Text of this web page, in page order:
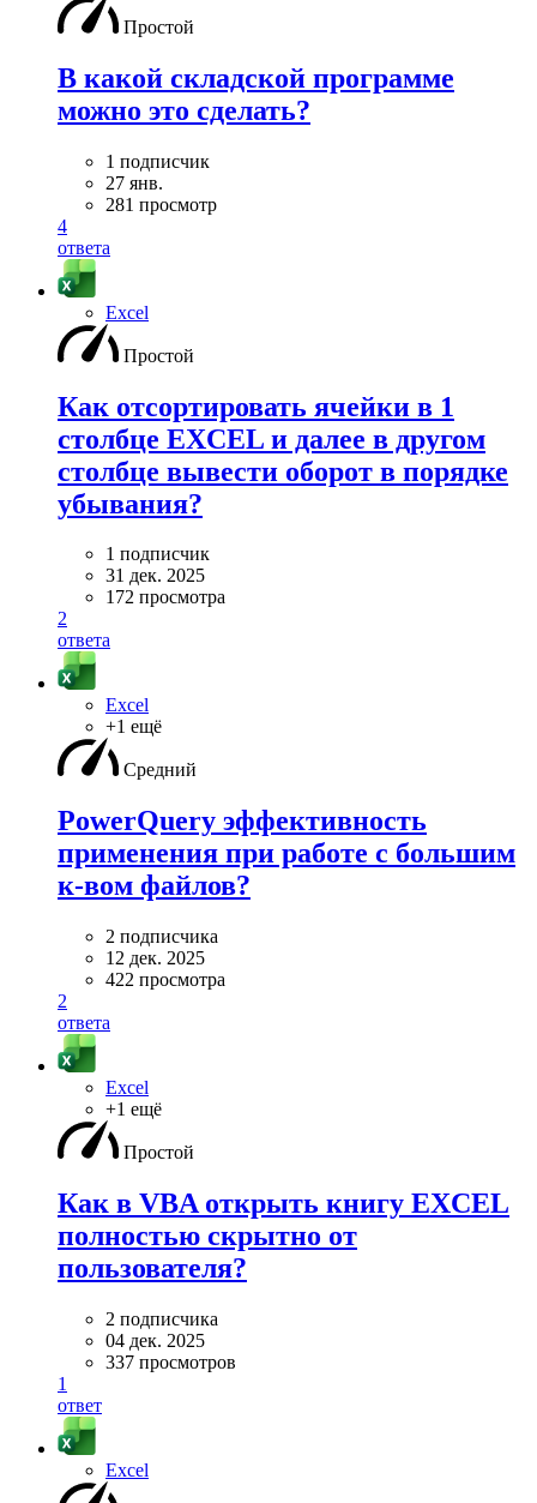
Простой
В какой складской программе
можно это сделать?
1 подписчик
27 янв.
281 просмотр
4
ответа
Excel
Простой
Как отсортировать ячейки в 1
столбце EXCEL и далее в другом
столбце вывести оборот в порядке
убывания?
1 подписчик
31 дек. 2025
172 просмотра
2
ответа
Excel
+1 ещё
Средний
PowerQuery эффективность
применения при работе с большим
к-вом файлов?
2 подписчика
12 дек. 2025
422 просмотра
2
ответа
Excel
+1 ещё
Простой
Как в VBA открыть книгу EXCEL
полностью скрытно от
пользователя?
2 подписчика
04 дек. 2025
337 просмотров
1
ответ
Excel